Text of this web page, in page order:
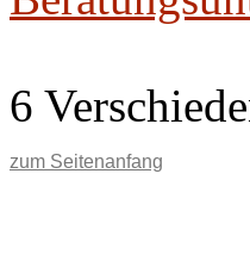
6
zum Seitenanfang